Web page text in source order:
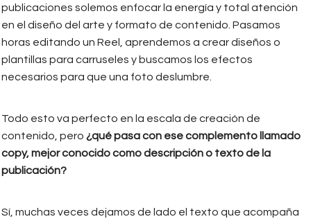
publicaciones solemos enfocar la energía y total atención
en el diseño del arte y formato de contenido. Pasamos
horas editando un Reel, aprendemos a crear diseños o
plantillas para carruseles y buscamos los efectos
necesarios para que una foto deslumbre.
Todo esto va perfecto en la escala de creación de
contenido, pero ¿qué pasa con ese complemento llamado
copy, mejor conocido como descripción o texto de la
publicación?
Sí, muchas veces dejamos de lado el texto que acompaña